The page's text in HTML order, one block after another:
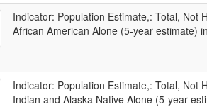
Indicator: Population Estimate,: Total, Not
African American Alone (5-year estimate)
Indicator: Population Estimate,: Total, Not
Indian and Alaska Native Alone (5-year